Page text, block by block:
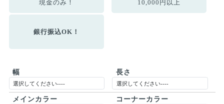
現金のみ！
10,000円以上
銀行振込OK！
幅 長さ
メインカラー コーナーカラー